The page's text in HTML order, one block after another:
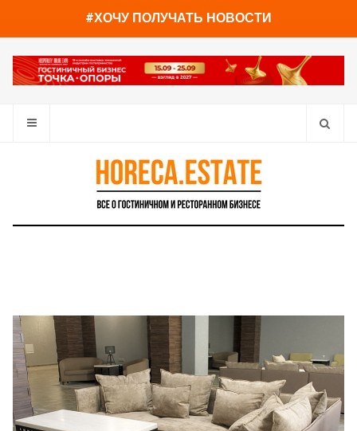
#ХОЧУ ПОЛУЧАТЬ НОВОСТИ